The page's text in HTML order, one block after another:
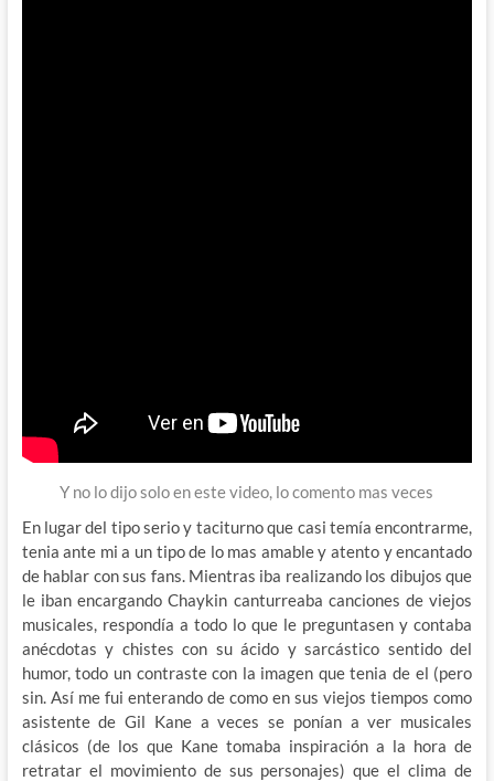
Y no lo dijo solo en este video, lo comento mas veces
En lugar del tipo serio y taciturno que casi temía encontrarme,
tenia ante mi a un tipo de lo mas amable y atento y encantado
de hablar con sus fans. Mientras iba realizando los dibujos que
le iban encargando Chaykin canturreaba canciones de viejos
musicales, respondía a todo lo que le preguntasen y contaba
anécdotas y chistes con su ácido y sarcástico sentido del
humor, todo un contraste con la imagen que tenia de el (pero
sin. Así me fui enterando de como en sus viejos tiempos como
asistente de Gil Kane a veces se ponían a ver musicales
clásicos (de los que Kane tomaba inspiración a la hora de
retratar el movimiento de sus personajes) que el clima de